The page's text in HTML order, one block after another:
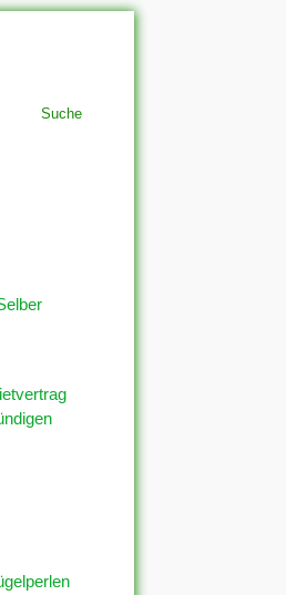
Suche